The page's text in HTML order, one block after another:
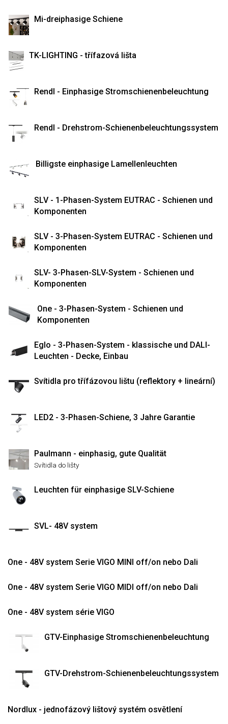
Mi-dreiphasige Schiene
TK-LIGHTING - třífazová lišta
Rendl - Einphasige Stromschienenbeleuchtung
Rendl - Drehstrom-Schienenbeleuchtungssystem
Billigste einphasige Lamellenleuchten
SLV - 1-Phasen-System EUTRAC - Schienen und
Komponenten
SLV - 3-Phasen-System EUTRAC - Schienen und
Komponenten
SLV- 3-Phasen-SLV-System - Schienen und
Komponenten
One - 3-Phasen-System - Schienen und
Komponenten
Eglo - 3-Phasen-System - klassische und DALI-
Leuchten - Decke, Einbau
Svítidla pro třífázovou lištu (reflektory + lineární)
LED2 - 3-Phasen-Schiene, 3 Jahre Garantie
Paulmann - einphasig, gute Qualität
Svítidla do lišty
Leuchten für einphasige SLV-Schiene
SVL- 48V system
One - 48V system Serie VIGO MINI off/on nebo Dali
One - 48V system Serie VIGO MIDI off/on nebo Dali
One - 48V system série VIGO
GTV-Einphasige Stromschienenbeleuchtung
GTV-Drehstrom-Schienenbeleuchtungssystem
Nordlux - jednofázový lištový systém osvětlení